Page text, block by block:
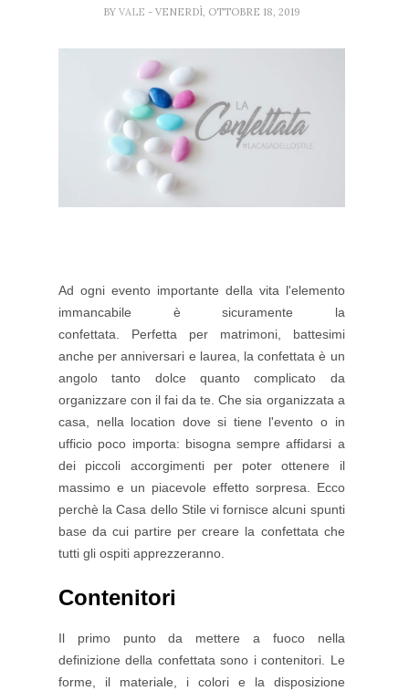
BY VALE - VENERDÌ, OTTOBRE 18, 2019
Ad ognievento importante della vita l'elemento
immancabile è sicuramente la
confettata. Perfetta per matrimoni, battesimi
anche per anniversari e laurea, la confettata è un
angolo tanto dolce quanto complicato da
organizzare con il fai da te. Che sia organizzata a
casa, nella location dove si tiene l'evento o in
ufficio poco importa: bisogna sempre affidarsi a
dei piccoli accorgimenti per poter ottenere il
massimo e un piacevole effetto sorpresa. Ecco
perchè la Casa dello Stile vi fornisce alcuni spunti
base da cui partire per creare la confettata che
tutti gli ospiti apprezzeranno.
Contenitori
Il primo punto da mettere a fuoco nella
definizione della confettata sono i contenitori. Le
forme, il materiale, i colori e la disposizione